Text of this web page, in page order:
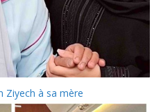
Ziyech à sa mère